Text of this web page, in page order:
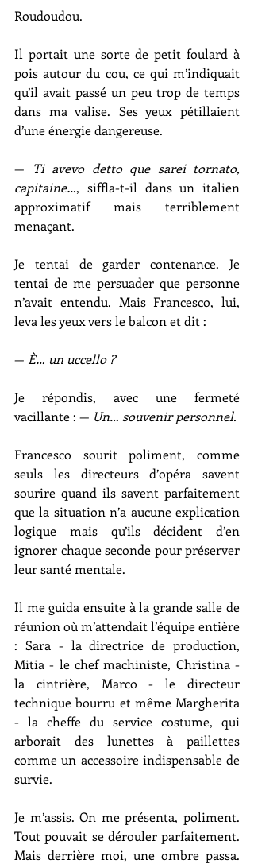
Roudoudou.
Il portait une sorte de petit foulard à
pois autour du cou, ce qui m’indiquait
qu’il avait passé un peu trop de temps
dans ma valise. Ses yeux pétillaient
d’une énergie dangereuse.
—
Ti avevo detto que sarei tornato,
capitaine…, siffla-t-il dans un italien
approximatif mais terriblement
menaçant.
Je tentai de garder contenance. Je
tentai de me persuader que personne
n’avait entendu. Mais Francesco, lui,
leva les yeux vers le balcon et dit :
— È… un uccello ?
Je répondis, avec une fermeté
vacillante : — Un… souvenir personnel.
Francesco sourit poliment, comme
seuls les directeurs d’opéra savent
sourire quand ils savent parfaitement
que la situation n’a aucune explication
logique mais qu’ils décident d’en
ignorer chaque seconde pour préserver
leur santé mentale.
Il me guida ensuite à la grande salle de
réunion où m’attendait l’équipe entière
: Sara - la directrice de production,
Mitia - le chef machiniste, Christina -
la cintrière, Marco - le directeur
technique bourru et même Margherita
- la cheffe du service costume, qui
arborait des lunettes à paillettes
comme un accessoire indispensable de
survie.
Je m’assis. On me présenta, poliment.
Tout pouvait se dérouler parfaitement.
Mais derrière moi, une ombre passa.